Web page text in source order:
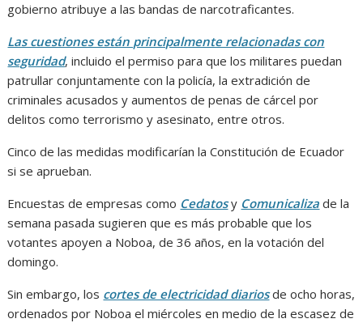
gobierno atribuye a las bandas de narcotraficantes.
Las cuestiones están principalmente relacionadas con
seguridad, incluido el permiso para que los militares puedan
patrullar conjuntamente con la policía, la extradición de
criminales acusados y aumentos de penas de cárcel por
delitos como terrorismo y asesinato, entre otros.
Cinco de las medidas modificarían la Constitución de Ecuador
si se aprueban.
Encuestas de empresas como Cedatosy Comunicaliza de la
semana pasada sugieren que es más probable que los
votantes apoyen a Noboa, de 36 años, en la votación del
domingo.
Sin embargo, los cortes de electricidad diariosde ocho horas,
ordenados por Noboa el miércoles en medio de la escasez de